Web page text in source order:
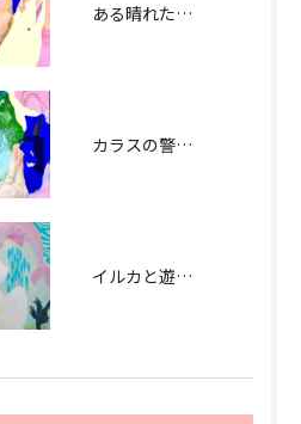
ある晴れた日曜日 (2021） The sunny Sunday -2021
カラスの警告 (2021） signal by crow - 2021
イルカと遊ぶ日（2020） playing with dolphin - 2020